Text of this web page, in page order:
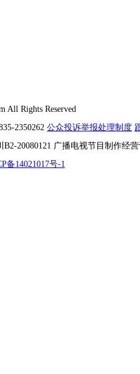
All Rights Reserved
2350262 公众投诉举报处理制度
20080121 广播电视节目制作经
备14021017号-1